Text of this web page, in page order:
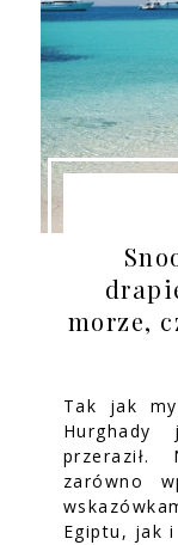
morze,
Tak jak
Hurghady
zarówno
Egiptu, jak